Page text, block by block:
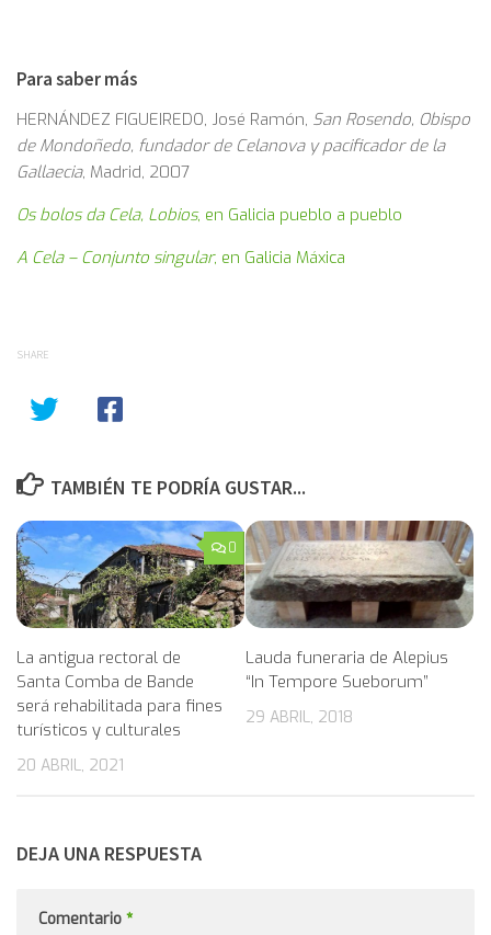
Para saber más
HERNÁNDEZ FIGUEIREDO, José Ramón, San Rosendo, Obispo
de Mondoñedo, fundador de Celanova y pacificador de la
Gallaecia, Madrid, 2007
Os bolos da Cela, Lobios, en Galicia pueblo a pueblo
A Cela – Conjunto singular, en Galicia Máxica
SHARE
TAMBIÉN TE PODRÍA GUSTAR...
0
La antigua rectoral de
Santa Comba de Bande
será rehabilitada para fines
turísticos y culturales
20 ABRIL, 2021
Lauda funeraria de Alepius
“In Tempore Sueborum”
29 ABRIL, 2018
DEJA UNA RESPUESTA
Comentario *